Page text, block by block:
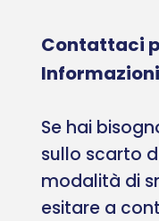
Contattaci
Informazioni
Se hai
sullo scarto
modalità di
esitare a